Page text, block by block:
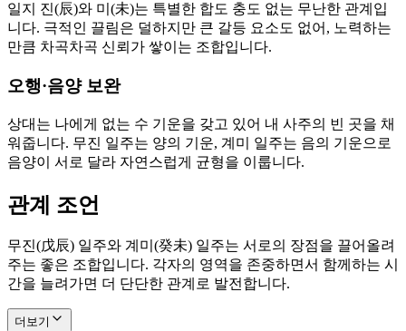
일지 진(辰)와 미(未)는 특별한 합도 충도 없는 무난한 관계입
니다. 극적인 끌림은 덜하지만 큰 갈등 요소도 없어, 노력하는
만큼 차곡차곡 신뢰가 쌓이는 조합입니다.
오행·음양 보완
상대는 나에게 없는 수 기운을 갖고 있어 내 사주의 빈 곳을 채
워줍니다. 무진 일주는 양의 기운, 계미 일주는 음의 기운으로
음양이 서로 달라 자연스럽게 균형을 이룹니다.
관계 조언
무진(戊辰) 일주와 계미(癸未) 일주는 서로의 장점을 끌어올려
주는 좋은 조합입니다. 각자의 영역을 존중하면서 함께하는 시
간을 늘려가면 더 단단한 관계로 발전합니다.
더보기